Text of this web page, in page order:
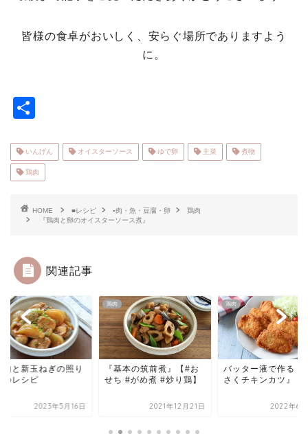
皆様の食卓がおいしく、安らぐ場所でありますよう
に。
いんげん オイスターソース ゆで卵 主菜 煮物
鶏肉
HOME ■レシピ ▪肉・魚・豆腐・卵
鶏肉
『鶏肉と卵のオイスターソース煮』
関連記事
肉と新玉ねぎの照り
のレシピ
2023年5月16日
鶏肉
『基本の筑前煮』【#お
せち #がめ煮 #炒り鶏】
2021年12月21日
鶏肉
バッター液で作る『
さくチキンカツ』
2022年6